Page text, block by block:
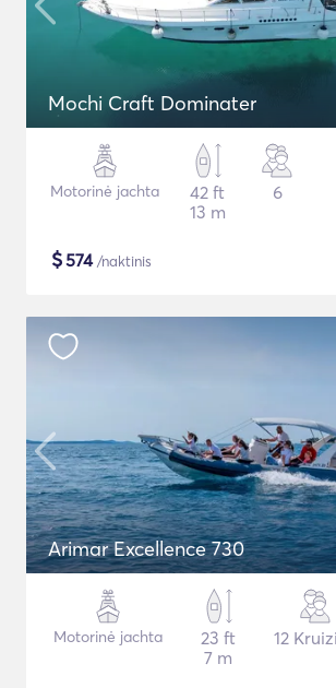
Mochi Craft Dominater
Motorinė jachta
42 ft
13 m
6
$574/naktinis
Arimar Excellence 730
Motorinė jachta
23 ft
7 m
12